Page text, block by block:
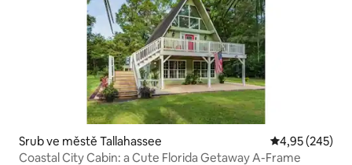
Srub ve městě Tallahassee Průměrné
4,95 (245)
Coastal City Cabin: a Cute Florida Getaway A-Frame